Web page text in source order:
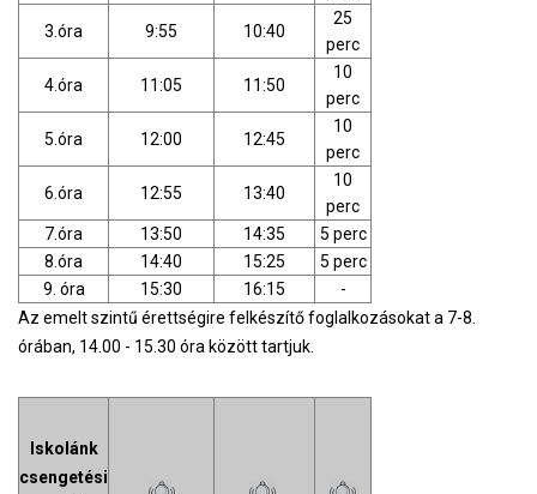
3.óra 9:55 10:40
25
perc
4.óra 11:05 11:50
10
perc
5.óra 12:00 12:45
10
perc
6.óra 12:55 13:40
10
perc
7.óra
13:50 14:35
5 perc
8.óra
14:40 15:25
5 perc
9. óra
15:30 16:15
-
Az emelt szintű érettségire felkészítő foglalkozásokat a 7-8.
órában, 14.00 - 15.30 óra között tartjuk.
Iskolánk
csengetési